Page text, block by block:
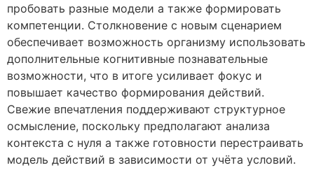
пробовать разные модели а также формировать
компетенции. Столкновение с новым сценарием
обеспечивает возможность организму использовать
дополнительные когнитивные познавательные
возможности, что в итоге усиливает фокус и
повышает качество формирования действий.
Свежие впечатления поддерживают структурное
осмысление, поскольку предполагают анализа
контекста с нуля а также готовности перестраивать
модель действий в зависимости от учёта условий.